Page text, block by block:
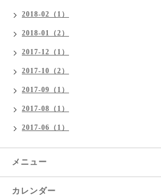
2018-02（1）
2018-01（2）
2017-12（1）
2017-10（2）
2017-09（1）
2017-08（1）
2017-06（1）
メニュー
カレンダー